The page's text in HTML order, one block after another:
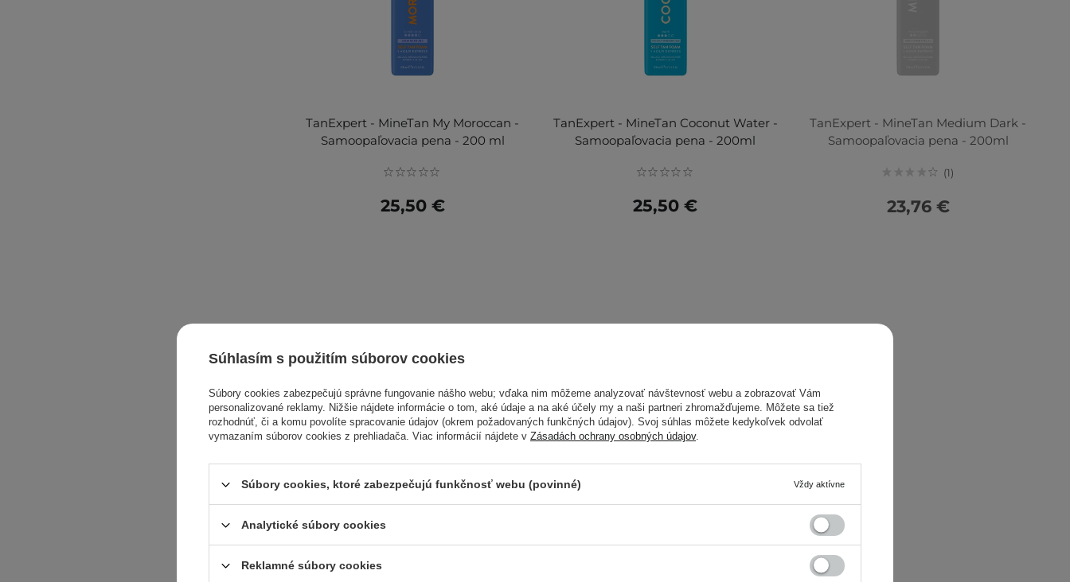
TanExpert - MineTan My Moroccan -
Samoopaľovacia pena - 200 ml
25,50 €
TanExpert - MineTan Coconut Water -
Samoopaľovacia pena - 200ml
25,50 €
TanExpert - MineTan Medium Dark -
Samoopaľovacia pena - 200ml
1
23,76 €
Súhlasím s použitím súborov cookies
Súbory cookies zabezpečujú správne fungovanie nášho webu; vďaka nim môžeme analyzovať návštevnosť webu a zobrazovať Vám
personalizované reklamy. Nižšie nájdete informácie o tom, aké údaje a na aké účely my a naši partneri zhromažďujeme. Môžete sa tiež
rozhodnúť, či a komu povolíte spracovanie údajov (okrem požadovaných funkčných údajov). Svoj súhlas môžete kedykoľvek odvolať
vymazaním súborov cookies z prehliadača. Viac informácií nájdete v Zásadách ochrany osobných údajov.
Súbory cookies, ktoré zabezpečujú funkčnosť webu (povinné) Vždy aktívne
Analytické súbory cookies
Reklamné súbory cookies